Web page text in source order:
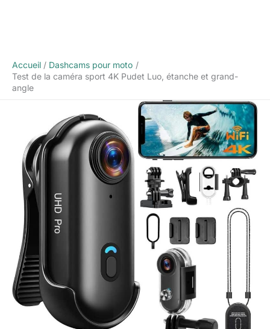
Accueil
Dashcams pour moto
Test de la caméra sport 4K Pudet Luo, étanche et grand-
angle